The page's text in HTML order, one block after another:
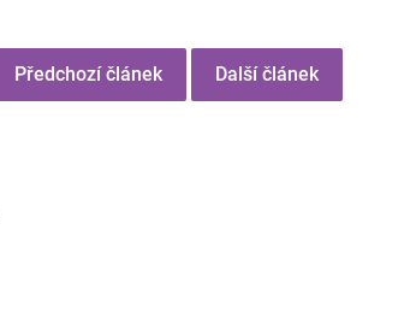
Předchozí článek Další článek